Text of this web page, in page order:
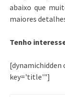
abaixo que
maiores
Tenho
[dynamichidden
key='title'"]